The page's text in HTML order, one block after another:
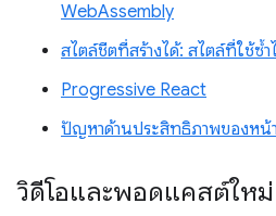
WebAssembly
สไตล์ชีตที่สร้างได้: สไตล์ที่ใช้ซ้ำ
Progressive React
ปัญหาด้านประสิทธิภาพของหน้
วิดีโอและพอดแคสต์ใหม่